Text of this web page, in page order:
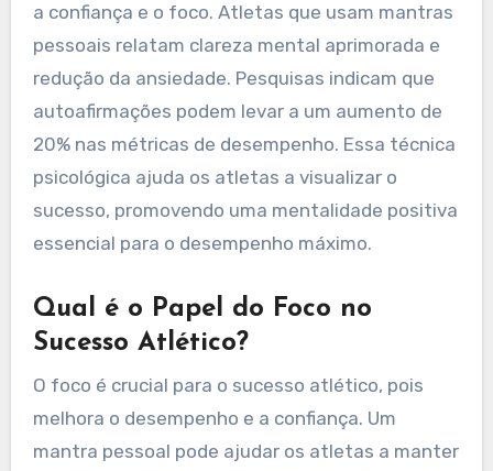
a confiança e o foco. Atletas que usam mantras
pessoais relatam clareza mental aprimorada e
redução da ansiedade. Pesquisas indicam que
autoafirmações podem levar a um aumento de
20% nas métricas de desempenho. Essa técnica
psicológica ajuda os atletas a visualizar o
sucesso, promovendo uma mentalidade positiva
essencial para o desempenho máximo.
Qual é o Papel do Foco no
Sucesso Atlético?
O foco é crucial para o sucesso atlético, pois
melhora o desempenho e a confiança. Um
mantra pessoal pode ajudar os atletas a manter